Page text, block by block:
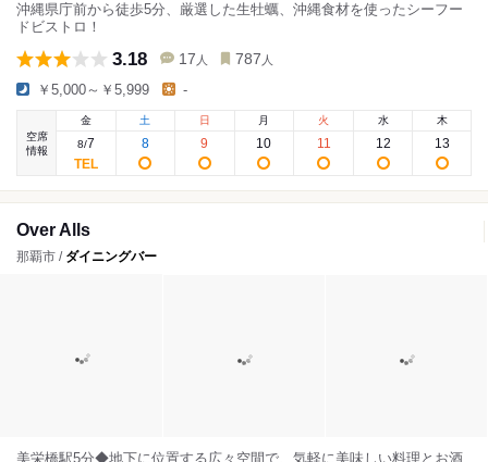
沖縄県庁前から徒歩5分、厳選した生牡蠣、沖縄食材を使ったシーフー
ドビストロ！
3.18 17 人 787 人
￥5,000～￥5,999 -
空席
情報
金
8/7
土
8
日
9
月
10
火
11
水
12
木
13
Over Alls
那覇市 / ダイニングバー
美栄橋駅5分◆地下に位置する広々空間で、気軽に美味しい料理とお酒